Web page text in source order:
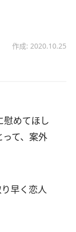
作成: 2020.10.25
慰めてほし
て、案外
早く恋人